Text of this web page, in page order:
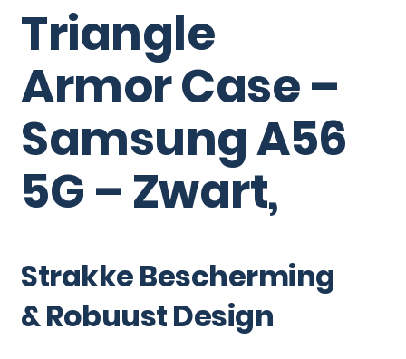
Triangle
Armor Case –
Samsung A56
5G – Zwart,
Strakke Bescherming
& Robuust Design